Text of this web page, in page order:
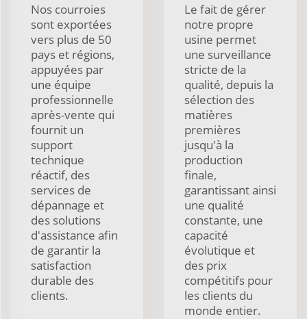
Nos courroies
sont exportées
vers plus de 50
pays et régions,
appuyées par
une équipe
professionnelle
après-vente qui
fournit un
support
technique
réactif, des
services de
dépannage et
des solutions
d'assistance afin
de garantir la
satisfaction
durable des
clients.
Le fait de gérer
notre propre
usine permet
une surveillance
stricte de la
qualité, depuis la
sélection des
matières
premières
jusqu'à la
production
finale,
garantissant ainsi
une qualité
constante, une
capacité
évolutique et
des prix
compétitifs pour
les clients du
monde entier.